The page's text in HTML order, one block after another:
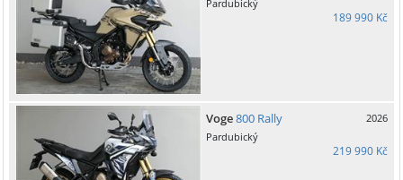
Pardubický
189 990 Kč
Voge800 Rally
2026
Pardubický
219 990 Kč